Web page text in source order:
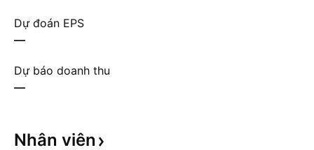
Dự đoán EPS
—
Dự báo doanh thu
—
Nhân viên